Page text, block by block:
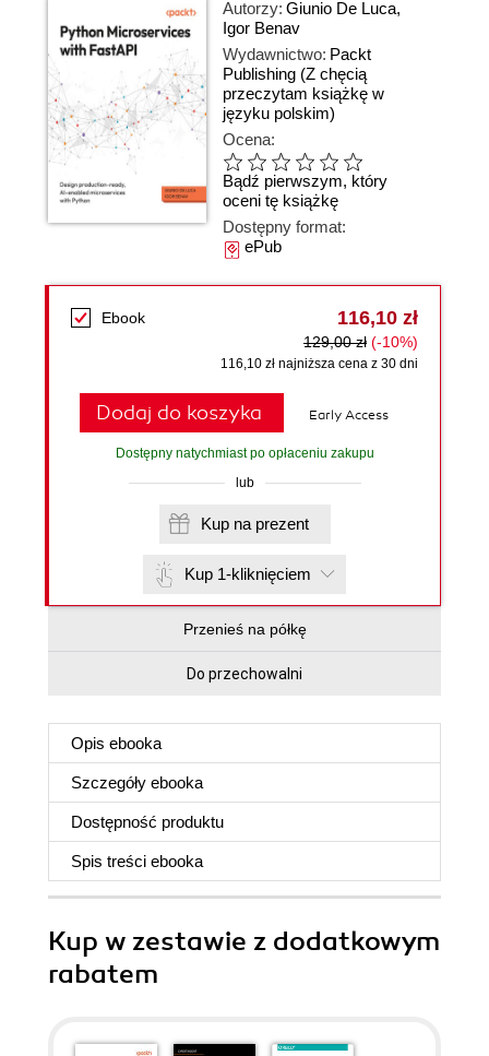
Autorzy: Giunio De Luca,
Igor Benav
Wydawnictwo: Packt
Publishing (Z chęcią
przeczytam książkę w
języku polskim)
Ocena:
Bądź pierwszym, który
oceni tę książkę
Dostępny format:
ePub
Ebook 116,10 zł
129,00 zł (-10%)
116,10 zł najniższa cena z 30 dni
Dodaj do koszyka Early Access
Dostępny natychmiast po opłaceniu zakupu
lub
Kup na prezent
Kup 1-kliknięciem
Przenieś na półkę
Do przechowalni
Opis ebooka
Szczegóły ebooka
Dostępność produktu
Spis treści ebooka
Kup w zestawie z dodatkowym
rabatem